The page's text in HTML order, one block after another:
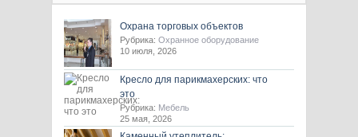
Охрана торговых объектов
Рубрика: Охранное оборудование
10 июля, 2026
Кресло для парикмахерских: что
это
Рубрика: Мебель
25 мая, 2026